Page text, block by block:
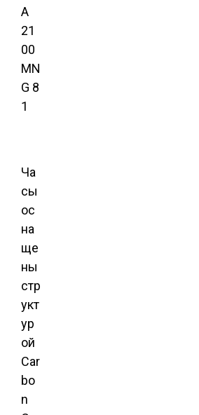
Ча
сы
ос
на
ще
ны
стр
укт
ур
ой
Car
bo
n